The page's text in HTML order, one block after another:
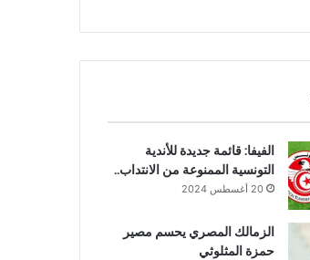
الفيفا: قائمة جديدة للأندية
التونسية الممنوعة من الانتداب..
20 أغسطس 2024
الزمالك المصري يحسم مصير
حمزة المثلوثي